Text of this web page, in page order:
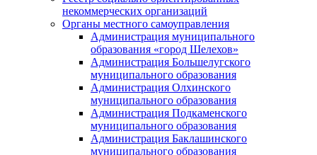
некоммерческих организаций
Органы местного самоуправления
Администрация муниципального
образования «город Шелехов»
Администрация Большелугского
муниципального образования
Администрация Олхинского
муниципального образования
Администрация Подкаменского
муниципального образования
Администрация Баклашинского
муниципального образования